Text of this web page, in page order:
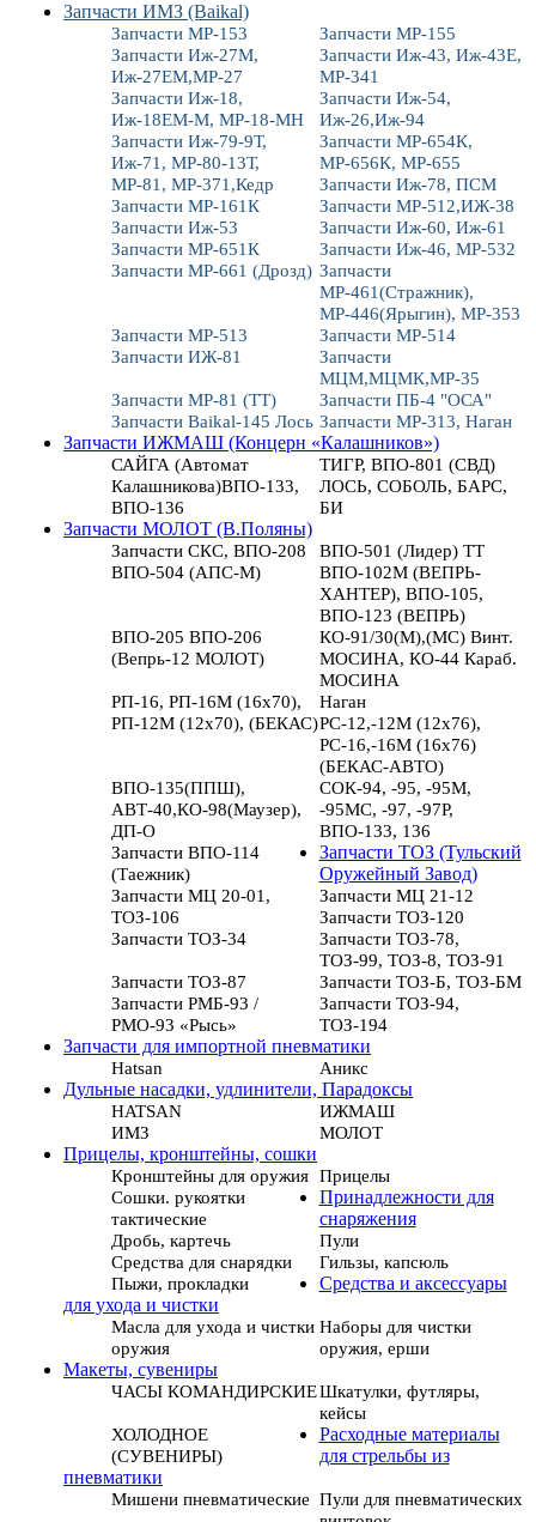
Запчасти ИМЗ (Baikal)
Запчасти МР-153
Запчасти МР-155
Запчасти Иж-27М,
Иж-27ЕМ,МР-27
Запчасти Иж-43, Иж-43Е,
МР-341
Запчасти Иж-18,
Иж-18ЕМ-М, МР-18-МН
Запчасти Иж-54,
Иж-26,Иж-94
Запчасти Иж-79-9Т,
Иж-71, МР-80-13Т,
МР-81, МР-371,Кедр
Запчасти МР-654К,
МР-656К, МР-655
Запчасти Иж-78, ПСМ
Запчасти МР-161К
Запчасти МР-512,ИЖ-38
Запчасти Иж-53
Запчасти Иж-60, Иж-61
Запчасти МР-651К
Запчасти Иж-46, МР-532
Запчасти МР-661 (Дрозд) Запчасти
МР-461(Стражник),
МР-446(Ярыгин), МР-353
Запчасти МР-513
Запчасти МР-514
Запчасти ИЖ-81
Запчасти
МЦМ,МЦМК,МР-35
Запчасти МР-81 (ТТ)
Запчасти ПБ-4 "ОСА"
Запчасти Baikal-145 Лось Запчасти МР-313, Наган
Запчасти ИЖМАШ (Концерн «Калашников»)
САЙГА (Автомат
Калашникова)ВПО-133,
ВПО-136
ТИГР, ВПО-801 (СВД)
ЛОСЬ, СОБОЛЬ, БАРС,
БИ
Запчасти МОЛОТ (В.Поляны)
Запчасти СКС, ВПО-208
ВПО-501 (Лидер) ТТ
ВПО-504 (АПС-М)
ВПО-102М (ВЕПРЬ-
ХАНТЕР), ВПО-105,
ВПО-123 (ВЕПРЬ)
ВПО-205 ВПО-206
(Вепрь-12 МОЛОТ)
КО-91/30(М),(МС) Винт.
МОСИНА, КО-44 Караб.
МОСИНА
РП-16, РП-16М (16х70),
РП-12М (12х70), (БЕКАС)
Наган
РС-12,-12М (12х76),
РС-16,-16М (16х76)
(БЕКАС-АВТО)
ВПО-135(ППШ),
АВТ-40,КО-98(Маузер),
ДП-О
СОК-94, -95, -95М,
-95МС, -97, -97Р,
ВПО-133, 136
Запчасти ВПО-114
(Таежник)
Запчасти ТОЗ (Тульский
Оружейный Завод)
Запчасти МЦ 20-01,
ТОЗ-106
Запчасти МЦ 21-12
Запчасти ТОЗ-120
Запчасти ТОЗ-34
Запчасти ТОЗ-78,
ТОЗ-99, ТОЗ-8, ТОЗ-91
Запчасти ТОЗ-87
Запчасти ТОЗ-Б, ТОЗ-БМ
Запчасти РМБ-93 /
РМО-93 «Рысь»
Запчасти ТОЗ-94,
ТОЗ-194
Запчасти для импортной пневматики
Hatsan
Аникс
Дульные насадки, удлинители, Парадоксы
HATSAN
ИЖМАШ
ИМЗ
МОЛОТ
Прицелы, кронштейны, сошки
Кронштейны для оружия Прицелы
Сошки. рукоятки
тактические
Принадлежности для
снаряжения
Дробь, картечь
Пули
Средства для снарядки
Гильзы, капсюль
Пыжи, прокладки
Средства и аксессуары
для ухода и чистки
Масла для ухода и чистки
оружия
Наборы для чистки
оружия, ерши
Макеты, сувениры
ЧАСЫ КОМАНДИРСКИЕШкатулки, футляры,
кейсы
ХОЛОДНОЕ
(СУВЕНИРЫ)
Расходные материалы
для стрельбы из
пневматики
Мишени пневматические Пули для пневматических